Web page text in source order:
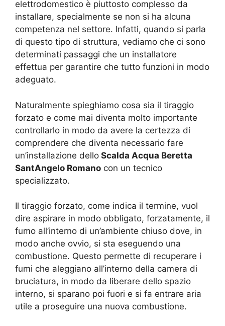
elettrodomestico è piuttosto complesso da
installare, specialmente se non si ha alcuna
competenza nel settore. Infatti, quando si parla
di questo tipo di struttura, vediamo che ci sono
determinati passaggi che un installatore
effettua per garantire che tutto funzioni in modo
adeguato.
Naturalmente spieghiamo cosa sia il tiraggio
forzato e come mai diventa molto importante
controllarlo in modo da avere la certezza di
comprendere che diventa necessario fare
un’installazione dello Scalda Acqua Beretta
SantAngelo Romano con un tecnico
specializzato.
Il tiraggio forzato, come indica il termine, vuol
dire aspirare in modo obbligato, forzatamente, il
fumo all’interno di un’ambiente chiuso dove, in
modo anche ovvio, si sta eseguendo una
combustione. Questo permette di recuperare i
fumi che aleggiano all’interno della camera di
bruciatura, in modo da liberare dello spazio
interno, si sparano poi fuori e si fa entrare aria
utile a proseguire una nuova combustione.